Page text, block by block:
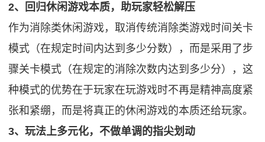
2、回归休闲游戏本质，助玩家轻松解压
作为消除类休闲游戏，取消传统消除类游戏时间关卡
模式（在规定时间内达到多少分数），而是采用了步
骤关卡模式（在规定的消除次数内达到多少分），这
种模式的优势在于玩家在玩游戏时不再是精神高度紧
张和紧绷，而是将真正的休闲游戏的本质还给玩家。
3、玩法上多元化，不做单调的指尖划动